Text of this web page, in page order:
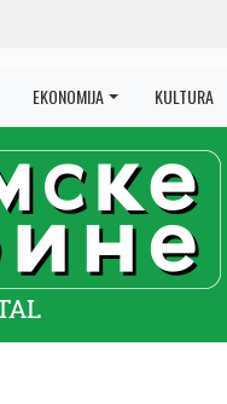
EKONOMIJA KULTURA